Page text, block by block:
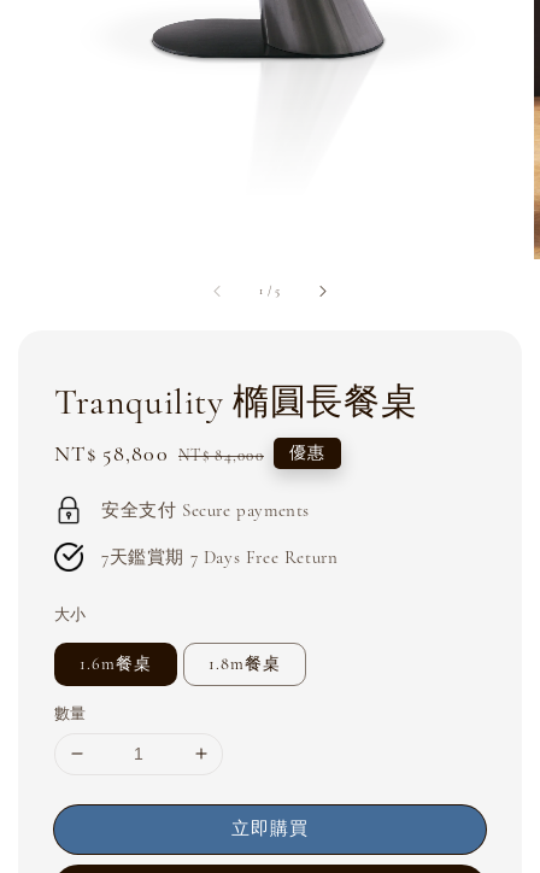
1 /5
Tranquility 橢圓長餐桌
Sale
NT$ 58,800 Regular
NT$ 84,000 優惠
安全支付 Secure payments
7天鑑賞期 7 Days Free Return
大小
1.6m餐桌 1.8m餐桌
數量
立即購買